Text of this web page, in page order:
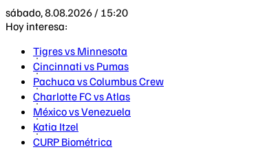
sábado, 8.08.2026 / 15:20
Hoy interesa:
Tigres vs Minnesota
Cincinnati vs Pumas
Pachuca vs Columbus Crew
Charlotte FC vs Atlas
México vs Venezuela
Katia Itzel
CURP Biométrica